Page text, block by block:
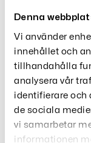
Denna
Vi använder
innehållet och
tillhandahålla
analysera vår
identifierare och
de sociala
vi samarbetar
informationen